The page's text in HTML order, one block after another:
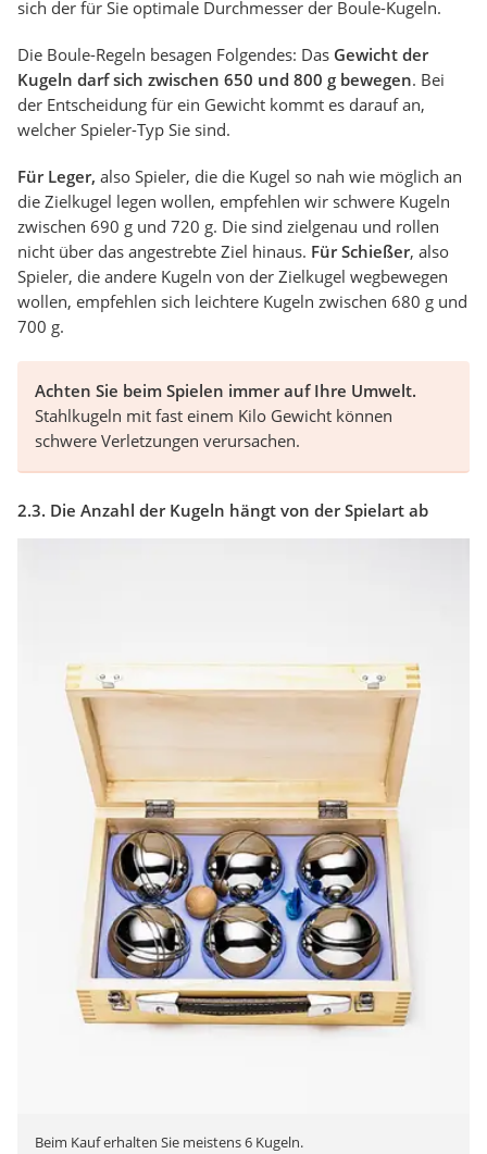
sich der für Sie optimale Durchmesser der Boule-Kugeln.
Die Boule-Regeln besagen Folgendes: Das Gewicht der
Kugeln darf sich zwischen 650 und 800 g bewegen. Bei
der Entscheidung für ein Gewicht kommt es darauf an,
welcher Spieler-Typ Sie sind.
Für Leger, also Spieler, die die Kugel so nah wie möglich an
die Zielkugel legen wollen, empfehlen wir schwere Kugeln
zwischen 690 g und 720 g. Die sind zielgenau und rollen
nicht über das angestrebte Ziel hinaus. Für Schießer, also
Spieler, die andere Kugeln von der Zielkugel wegbewegen
wollen, empfehlen sich leichtere Kugeln zwischen 680 g und
700 g.
Achten Sie beim Spielen immer auf Ihre Umwelt.
Stahlkugeln mit fast einem Kilo Gewicht können
schwere Verletzungen verursachen.
2.3. Die Anzahl der Kugeln hängt von der Spielart ab
Beim Kauf erhalten Sie meistens 6 Kugeln.